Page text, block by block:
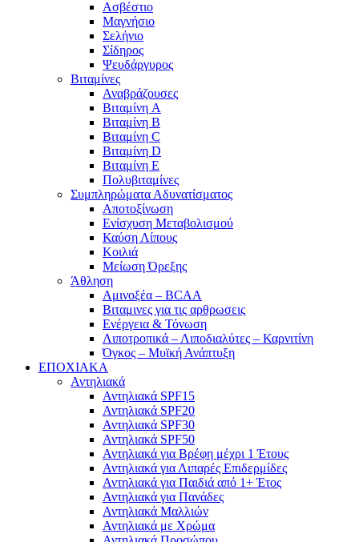
Ασβέστιο
Μαγνήσιο
Σελήνιο
Σίδηρος
Ψευδάργυρος
Βιταμίνες
Αναβράζουσες
Βιταμίνη A
Βιταμίνη B
Βιταμίνη C
Βιταμίνη D
Βιταμίνη E
Πολυβιταμίνες
Συμπληρώματα Αδυνατίσματος
Αποτοξίνωση
Ενίσχυση Μεταβολισμού
Καύση Λίπους
Κοιλιά
Μείωση Όρεξης
Άθληση
Αμινοξέα – BCAA
Βιταμινες για τις αρθρωσεις
Ενέργεια & Τόνωση
Λιποτροπικά – Λιποδιαλύτες – Καρνιτίνη
Όγκος – Μυϊκή Ανάπτυξη
ΕΠΟΧΙΑΚΑ
Αντηλιακά
Αντηλιακά SPF15
Αντηλιακά SPF20
Αντηλιακά SPF30
Αντηλιακά SPF50
Αντηλιακά για Βρέφη μέχρι 1 Έτους
Αντηλιακά για Λιπαρές Επιδερμίδες
Αντηλιακά για Παιδιά από 1+ Έτος
Αντηλιακά για Πανάδες
Αντηλιακά Μαλλιών
Αντηλιακά με Χρώμα